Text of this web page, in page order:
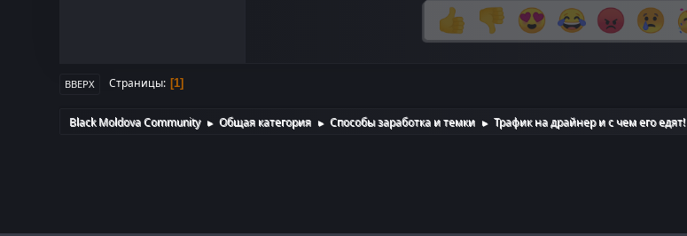
ВВЕРХ Страницы 1
Black Moldova Community ► Общая категория ► Способы заработка и темки ► Трафик на драйнер и с чем его едят!